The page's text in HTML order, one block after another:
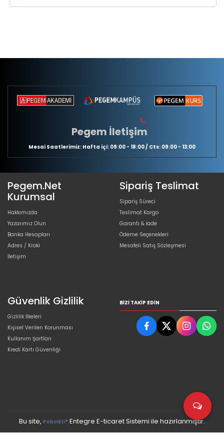
Pegem İletişim
Mesai Saatlerimiz: Hafta içi: 09:00 - 18:00 / Cts: 09:00 - 13:00
Pegem.Net
Kurumsal
Hakkımızda
Yazarımız Olun
Banka Hesapları
Adres / Kroki
İletişim
Sipariş Teslimat
Sipariş Süreci
Teslimat Kargo
Garanti & İade
Ödeme Seçenekleri
Mesafeli Satış Sözleşmesi
Güvenlik Gizlilik
Gizlilik İlkeleri
Kişisel Verilen Korunması
Kullanım Şartları
Kredi Kartı Güvenliği
BIZI TAKIP EDIN
Bu site, PobolEti® Entegre E-ticaret Sistemi ile hazırlanmıştır.